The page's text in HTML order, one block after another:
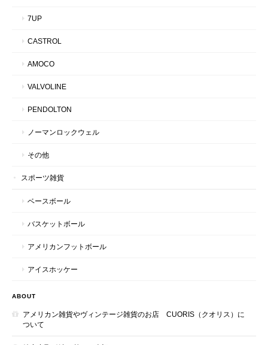
7UP
CASTROL
AMOCO
VALVOLINE
PENDOLTON
ノーマンロックウェル
その他
スポーツ雑貨
ベースボール
バスケットボール
アメリカンフットボール
アイスホッケー
ABOUT
アメリカン雑貨やヴィンテージ雑貨のお店 CUORIS（クオリス）に
ついて